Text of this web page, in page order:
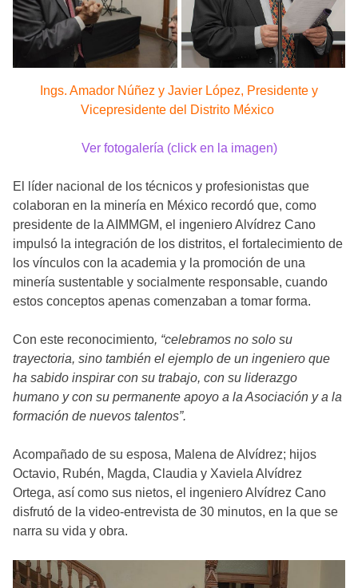
Ings. Amador Núñez y Javier López, Presidente y
Vicepresidente del Distrito México
Ver fotogalería (click en la imagen)
El líder nacional de los técnicos y profesionistas que
colaboran en la minería en México recordó que, como
presidente de la AIMMGM, el ingeniero Alvídrez Cano
impulsó la integración de los distritos, el fortalecimiento de
los vínculos con la academia y la promoción de una
minería sustentable y socialmente responsable, cuando
estos conceptos apenas comenzaban a tomar forma.
Con este reconocimiento, “celebramos no solo su
trayectoria, sino también el ejemplo de un ingeniero que
ha sabido inspirar con su trabajo, con su liderazgo
humano y con su permanente apoyo a la Asociación y a la
formación de nuevos talentos”.
Acompañado de su esposa, Malena de Alvídrez; hijos
Octavio, Rubén, Magda, Claudia y Xaviela Alvídrez
Ortega, así como sus nietos, el ingeniero Alvídrez Cano
disfrutó de la video-entrevista de 30 minutos, en la que se
narra su vida y obra.